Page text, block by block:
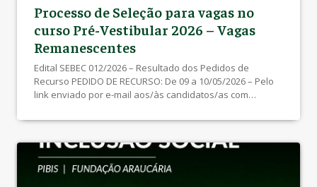
Processo de Seleção para vagas no
curso Pré-Vestibular 2026 – Vagas
Remanescentes
Edital SEBEC 012/2026 – Resultado dos Pedidos de
Recurso PEDIDO DE RECURSO: De 09 a 10/05/2026 – Pelo
link enviado por e-mail aos/às candidatos/as com
de SPAM/Lixo Eletrônico Edital SEBEC 011/2026 –
24/04/2026 até às 10h do dia 04/05/2026 – Clique Aqui
Edital […]